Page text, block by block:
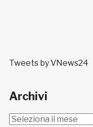
Tweets by VNews24
Archivi
Archivi